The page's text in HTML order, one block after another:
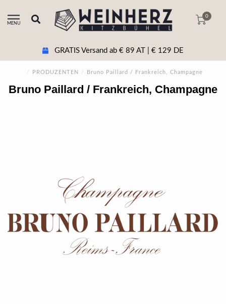
MENU
0
GRATIS Versand ab € 89 AT | € 129 DE
/ PRODUZENTEN / Bruno Paillard / Frankreich, Champagne
Bruno Paillard / Frankreich, Champagne